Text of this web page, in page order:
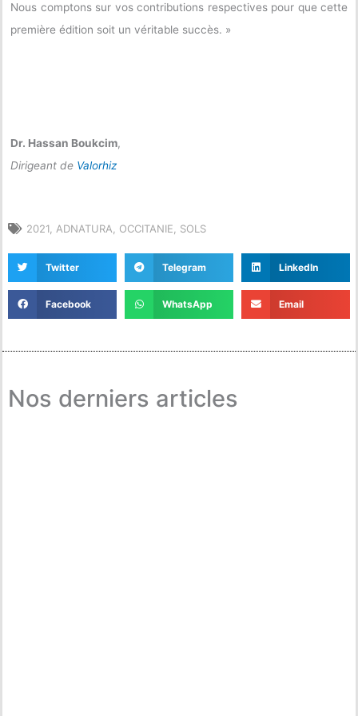
Nous comptons sur vos contributions respectives pour que cette
première édition soit un véritable succès. »
Dr. Hassan Boukcim,
Dirigeant de Valorhiz
2021 ADNATURA OCCITANIE SOLS
Twitter Telegram LinkedIn
Facebook WhatsApp Email
Nos derniers articles